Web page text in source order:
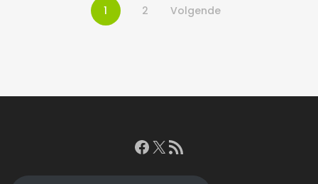
1 2 Volgende
Facebook
X RSS feed